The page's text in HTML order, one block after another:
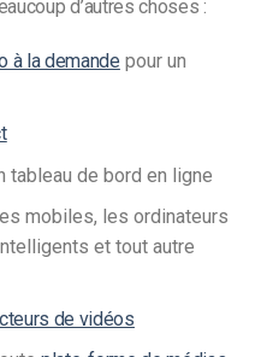
d’autres choses :
à la demande pour un
tableau de bord en ligne
mobiles, les ordinateurs
et tout autre
de vidéos